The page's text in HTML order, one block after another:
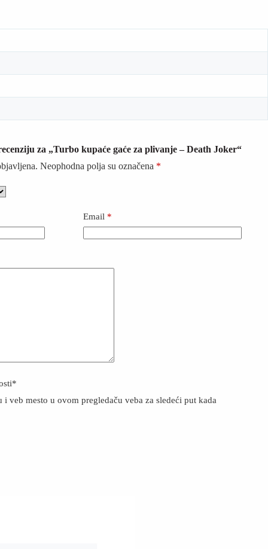
za „Turbo kupaće gaće za plivanje – Death Joker“
Neophodna polja su označena *
Email*
*
i veb mesto u ovom pregledaču veba za sledeći put kada